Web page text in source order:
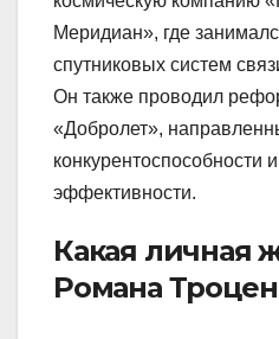
Меридиан», где
спутниковых систем
Он также проводил
«Добролет»,
конкурентоспособности
эффективности.
Какая личная
Романа